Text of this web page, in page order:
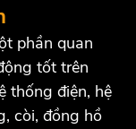
phần quan
tốt trên
thống điện, hệ
còi, đồng hồ